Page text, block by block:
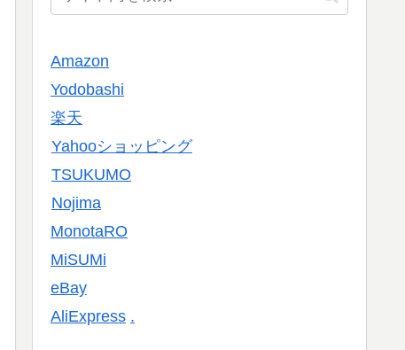
Amazon
Yodobashi
楽天
Yahooショッピング
TSUKUMO
Nojima
MonotaRO
MiSUMi
eBay
AliExpress .